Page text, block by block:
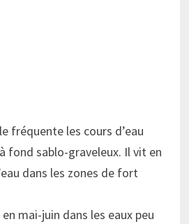
fréquente les cours d’eau
fond sablo-graveleux. Il vit en
dans les zones de fort
mai-juin dans les eaux peu